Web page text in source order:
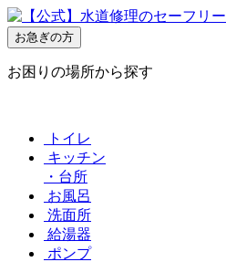
お急ぎの方
お困りの場所から探す
トイレ
キッチン
・台所
お風呂
洗面所
給湯器
ポンプ